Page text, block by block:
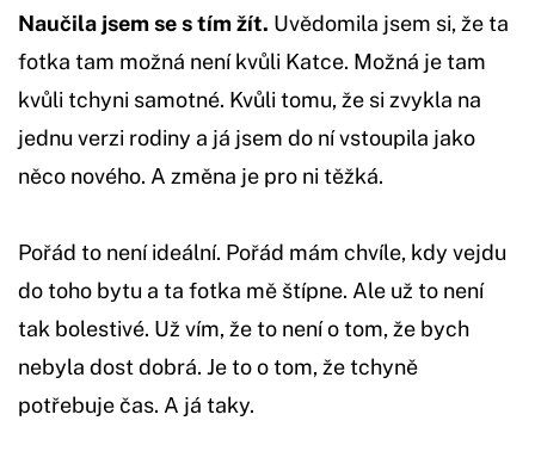
Naučila jsem se s tím žít. Uvědomila jsem si, že ta
fotka tam možná není kvůli Katce. Možná je tam
kvůli tchyni samotné. Kvůli tomu, že si zvykla na
jednu verzi rodiny a já jsem do ní vstoupila jako
něco nového. A změna je pro ni těžká.
Pořád to není ideální. Pořád mám chvíle, kdy vejdu
do toho bytu a ta fotka mě štípne. Ale už to není
tak bolestivé. Už vím, že to není o tom, že bych
nebyla dost dobrá. Je to o tom, že tchyně
potřebuje čas. A já taky.